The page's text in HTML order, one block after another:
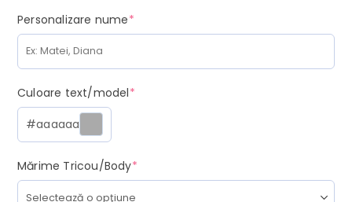
Personalizare nume*(required)
Culoare text/model*(required)
#aaaaaa
Mărime Tricou/Body*(required)